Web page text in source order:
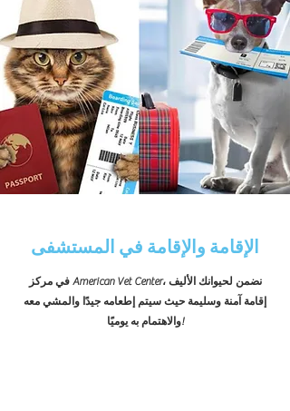
الإقامة والإقامة في المستشفى
في مركز American Vet Center، نضمن لحيوانك الأليف
إقامة آمنة وسليمة حيث سيتم إطعامه جيدًا والمشي معه
والاهتمام به يوميًا!